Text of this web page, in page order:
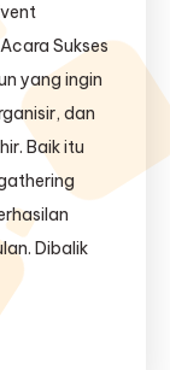
Sukses
yang ingin
dan
Baik itu
Dibalik